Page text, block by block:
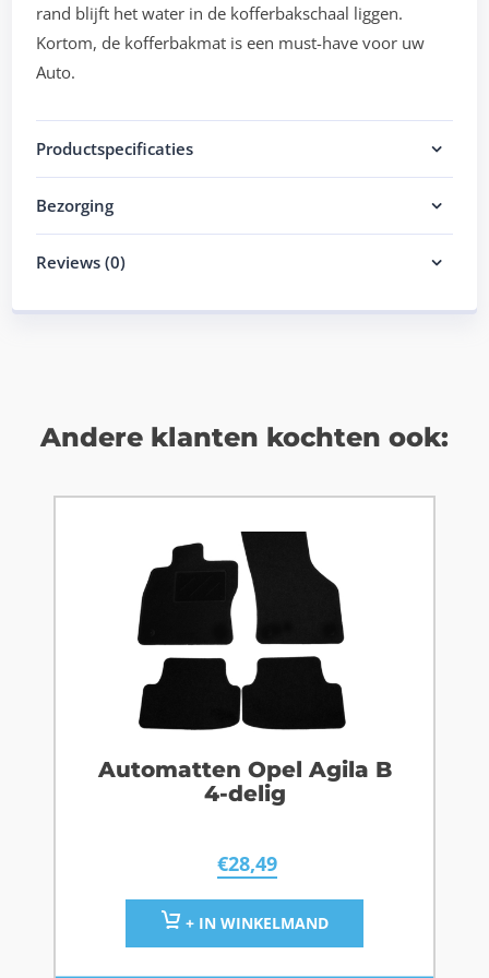
rand blijft het water in de kofferbakschaal liggen.
Kortom, de kofferbakmat is een must-have voor uw
Auto.
Productspecificaties
Bezorging
Reviews (0)
Andere klanten kochten ook:
Automatten Opel Agila B
4-delig
€28,49
+ IN WINKELMAND